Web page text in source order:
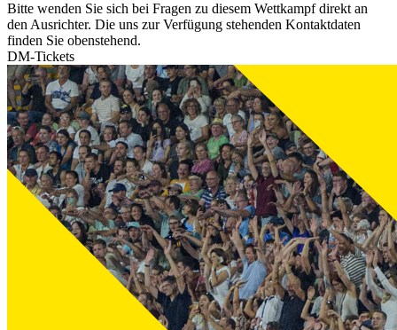
Bitte wenden Sie sich bei Fragen zu diesem Wettkampf direkt an
den Ausrichter. Die uns zur Verfügung stehenden Kontaktdaten
finden Sie obenstehend.
DM-Tickets